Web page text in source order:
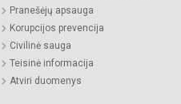
Pranešėjų apsauga
Korupcijos prevencija
Civilinė sauga
Teisinė informacija
Atviri duomenys